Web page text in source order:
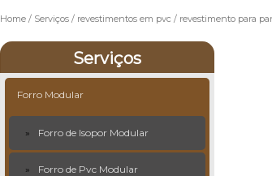
Home Serviços revestimentos em pvc revestimento para
Serviços
Forro Modular
Forro de Isopor Modular
Forro de Pvc Modular